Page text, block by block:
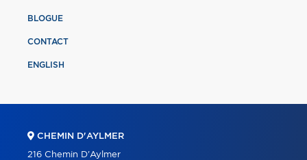
BLOGUE
CONTACT
ENGLISH
CHEMIN D'AYLMER
216 Chemin D'Aylmer